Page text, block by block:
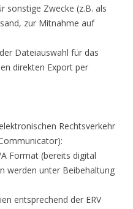
sonstige Zwecke (z.B. als
zur Mitnahme auf
Dateiauswahl für das
direkten Export per
Rechtsverkehr
Format (bereits digital
werden unter Beibehaltung
entsprechend der ERV